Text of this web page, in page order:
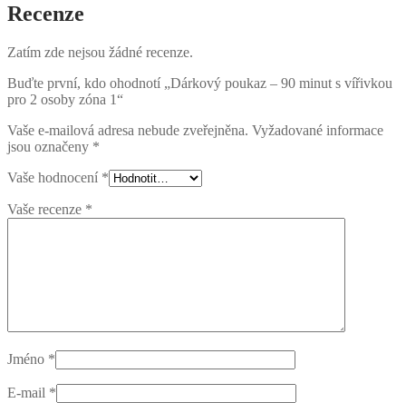
Recenze
Zatím zde nejsou žádné recenze.
Buďte první, kdo ohodnotí „Dárkový poukaz – 90 minut s vířivkou
pro 2 osoby zóna 1“
Vaše e-mailová adresa nebude zveřejněna. Vyžadované informace
jsou označeny *
Vaše hodnocení *
Vaše recenze *
Jméno *
E-mail *